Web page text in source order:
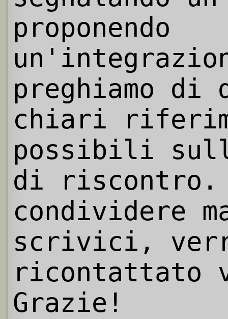
proponendo
preghiamo
chiari
possibili
di riscontro.
condividere
scrivici,
ricontattato
Grazie!